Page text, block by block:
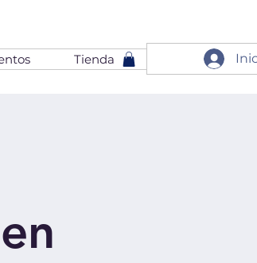
Tienda